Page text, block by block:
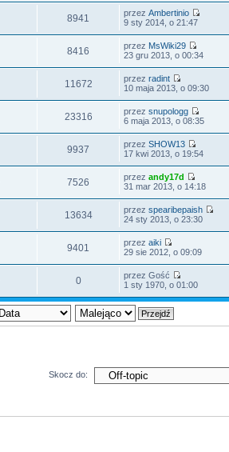
8941 przez Ambertinio
9 sty 2014, o 21:47
8416 przez MsWiki29
23 gru 2013, o 00:34
11672 przez radint
10 maja 2013, o 09:30
23316 przez snupologg
6 maja 2013, o 08:35
9937 przez SHOW13
17 kwi 2013, o 19:54
7526 przez andy17d
31 mar 2013, o 14:18
13634 przez spearibepaish
24 sty 2013, o 23:30
9401 przez aiki
29 sie 2012, o 09:09
0
przez Gość
1 sty 1970, o 01:00
Skocz do: